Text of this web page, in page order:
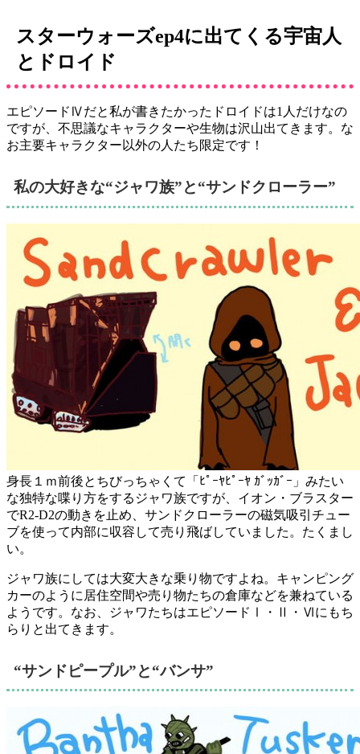
スターウォーズep4に出てくる宇宙人
とドロイド
エピソードⅣだと私が書きたかったドロイドは1人だけなの
ですが、不思議なキャラクターや生物は沢山出てきます。な
お主要キャラクター以外の人たち限定です！
私の大好きな“ジャワ族”と“サンドクローラー”
身長１ｍ前後とちびっちゃくて「ﾋﾟｰﾔﾋﾟｰﾔ ｶﾞｯｶﾞｰ」みたい
な独特な喋り方をするジャワ族ですが、イオン・ブラスター
でR2-D2の動きを止め、サンドクローラーの磁気吸引チュー
ブを使って内部に収容して売り飛ばしていました。たくまし
い。
ジャワ族にしては大変大きな乗り物ですよね。キャンピング
カーのように居住空間や売り物たちの倉庫などを兼ねている
ようです。なお、ジャワたちはエピソードⅠ・Ⅱ・Ⅵにもち
らりと出てきます。
“サンドピープル”と“バンサ”